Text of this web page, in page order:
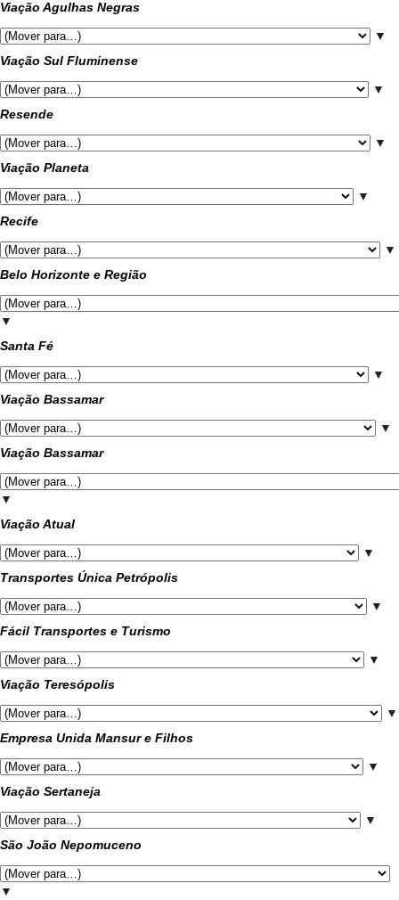
Viação Agulhas Negras
▼
Viação Sul Fluminense
▼
Resende
▼
Viação Planeta
▼
Recife
▼
Belo Horizonte e Região
▼
Santa Fé
▼
Viação Bassamar
▼
Viação Bassamar
▼
Viação Atual
▼
Transportes Única Petrópolis
▼
Fácil Transportes e Turismo
▼
Viação Teresópolis
▼
Empresa Unida Mansur e Filhos
▼
Viação Sertaneja
▼
São João Nepomuceno
▼